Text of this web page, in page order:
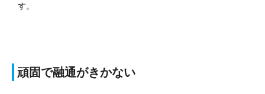
す。
頑固で融通がきかない